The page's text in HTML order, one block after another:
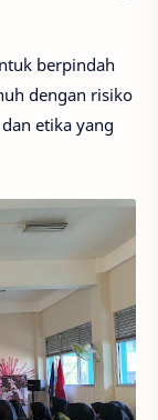
berpindah
dengan risiko
etika yang